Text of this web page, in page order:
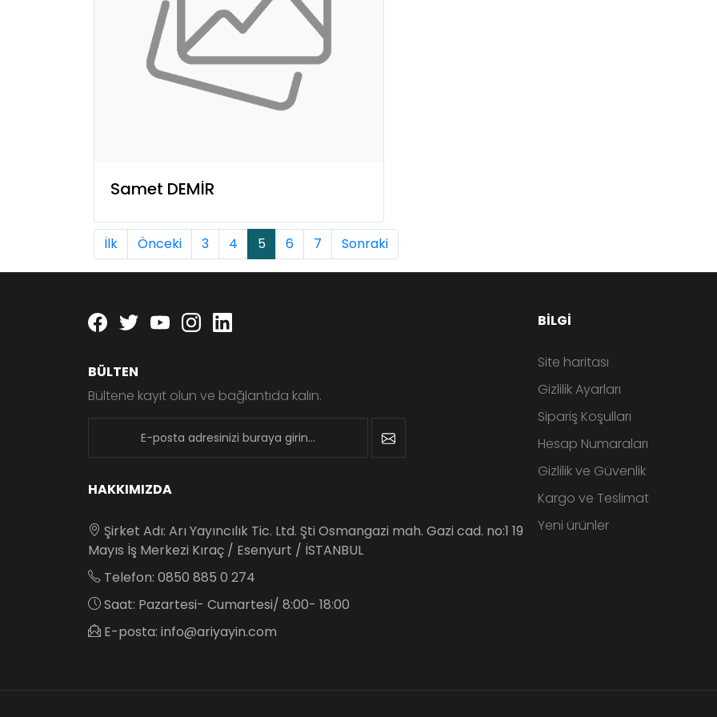
Samet DEMİR
İlk Önceki 3 4 5 6 7 Sonraki
Facebook
twitteryoutubeinstagram
BÜLTEN
Bültene kayıt olun ve bağlantıda kalın.
HAKKIMIZDA
Şirket Adı: Arı Yayıncılık Tic. Ltd. Şti Osmangazi mah. Gazi cad. no:1 19
Mayıs İş Merkezi Kıraç / Esenyurt / İSTANBUL
Telefon: 0850 885 0 274
Saat: Pazartesi- Cumartesi/ 8:00- 18:00
E-posta: info@ariyayin.com
BILGI
Site haritası
Gizlilik Ayarları
Sipariş Koşulları
Hesap Numaraları
Gizlilik ve Güvenlik
Kargo ve Teslimat
Yeni ürünler